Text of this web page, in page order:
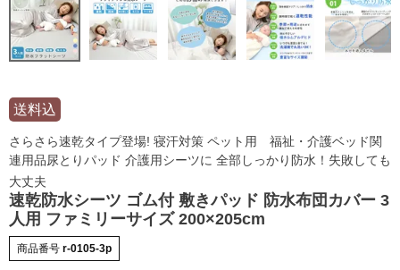
送料込
さらさら速乾タイプ登場! 寝汗対策 ペット用 福祉・介護ベッド関
連用品尿とりパッド 介護用シーツに 全部しっかり防水！失敗しても
大丈夫
速乾防水シーツ ゴム付 敷きパッド 防水布団カバー 3
人用 ファミリーサイズ 200×205cm
商品番号 r-0105-3p